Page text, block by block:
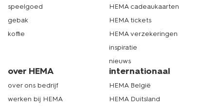
speelgoed
gebak
koffie
HEMA cadeaukaarten
HEMA tickets
HEMA verzekeringen
inspiratie
nieuws
over HEMA
over ons bedrijf
werken bij HEMA
internationaal
HEMA België
HEMA Duitsland